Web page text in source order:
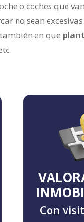
o coches que
no sean
en que
Con